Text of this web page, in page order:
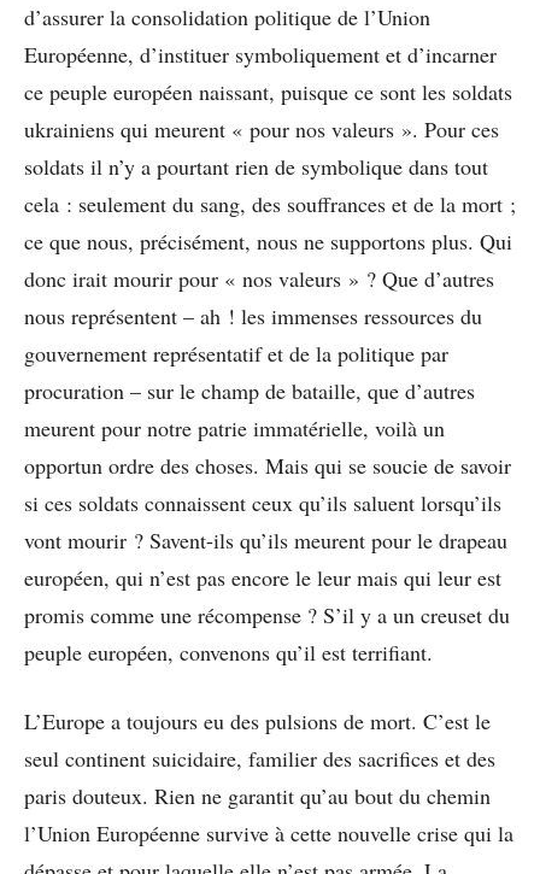
d’assurer la consolidation politique de l’Union
Européenne, d’instituer symboliquement et d’incarner
ce peuple européen naissant, puisque ce sont les soldats
ukrainiens qui meurent « pour nos valeurs ». Pour ces
soldats il n’y a pourtant rien de symbolique dans tout
cela : seulement du sang, des souffrances et de la mort ;
ce que nous, précisément, nous ne supportons plus. Qui
donc irait mourir pour « nos valeurs » ? Que d’autres
nous représentent – ah ! les immenses ressources du
gouvernement représentatif et de la politique par
procuration – sur le champ de bataille, que d’autres
meurent pour notre patrie immatérielle, voilà un
opportun ordre des choses. Mais qui se soucie de savoir
si ces soldats connaissent ceux qu’ils saluent lorsqu’ils
vont mourir ? Savent-ils qu’ils meurent pour le drapeau
européen, qui n’est pas encore le leur mais qui leur est
promis comme une récompense ? S’il y a un creuset du
peuple européen, convenons qu’il est terrifiant.
L’Europe a toujours eu des pulsions de mort. C’est le
seul continent suicidaire, familier des sacrifices et des
paris douteux. Rien ne garantit qu’au bout du chemin
l’Union Européenne survive à cette nouvelle crise qui la